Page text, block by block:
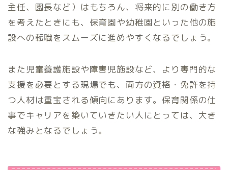
主任、園長など）はもちろん、将来的に別の働き方
を考えたときにも、保育園や幼稚園といった他の施
設への転職をスムーズに進めやすくなるでしょう。
また児童養護施設や障害児施設など、より専門的な
支援を必要とする現場でも、両方の資格・免許を持
つ人材は重宝される傾向にあります。保育関係の仕
事でキャリアを築いていきたい人にとっては、大き
な強みとなるでしょう。